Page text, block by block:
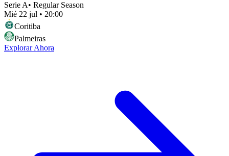
Serie A• Regular Season
Mié 22 jul • 20:00
Coritiba
Palmeiras
Explorar Ahora